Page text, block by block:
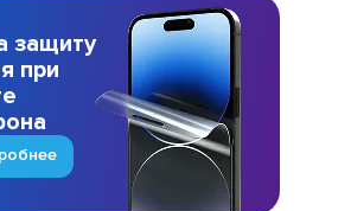
защиту
при